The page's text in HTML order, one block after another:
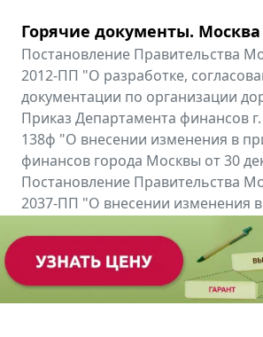
Горячие документы. Москва
Постановление Правительства
2012-ПП "О разработке,
документации по организации
Приказ Департамента финансов
138ф "О внесении изменения в
финансов города Москвы от 30
Постановление Правительства
2037-ПП "О внесении изменения
Правительства Москвы от 26
Все региональные документы